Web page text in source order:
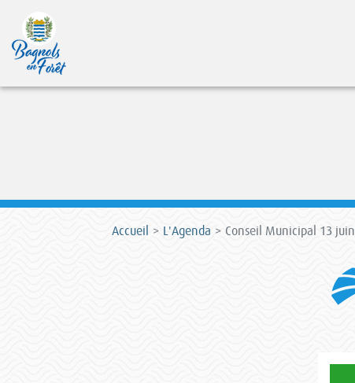
Accueil L'Agenda Conseil Municipal 13 juin